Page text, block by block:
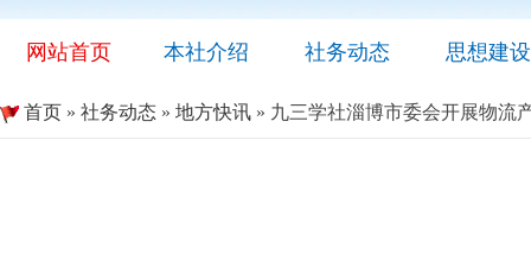
网站首页 本社介绍 社务动态 思想建设
首页 » 社务动态 » 地方快讯 » 九三学社淄博市委会开展物流